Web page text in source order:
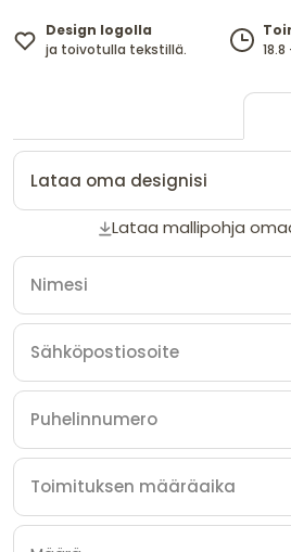
Design logolla
ja toivotulla tekstillä.
Lataa oma designisi
Lataa mallipohja